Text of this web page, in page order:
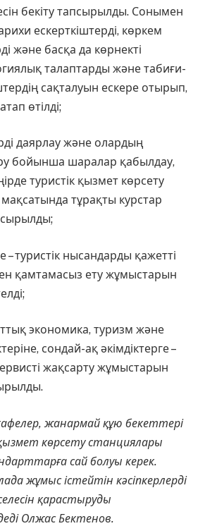
бекіту тапсырылды. Сонымен
ескерткіштерді, көркем
және басқа да көрнекті
талаптарды және табиғи-
сақталуын ескере отырып,
өтілді;
даярлау және олардың
бойынша шаралар қабылдау,
туристік қызмет көрсету
тұрақты курстар
– туристік нысандарды қажетті
қамтамасыз ету жұмыстарын
экономика, туризм және
сондай-ақ әкімдіктерге –
жақсарту жұмыстарын
жанармай құю бекеттері
көрсету станциялары
сай болуы керек.
жұмыс істейтін кәсіпкерлерді
қарастыруды
Олжас Бектенов.